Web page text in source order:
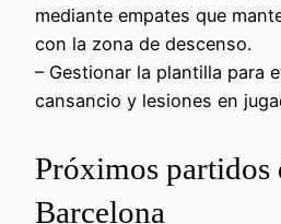
mediante empates que
con la zona de descenso.
– Gestionar la plantilla para
cansancio y lesiones en
Próximos partidos
Barcelona